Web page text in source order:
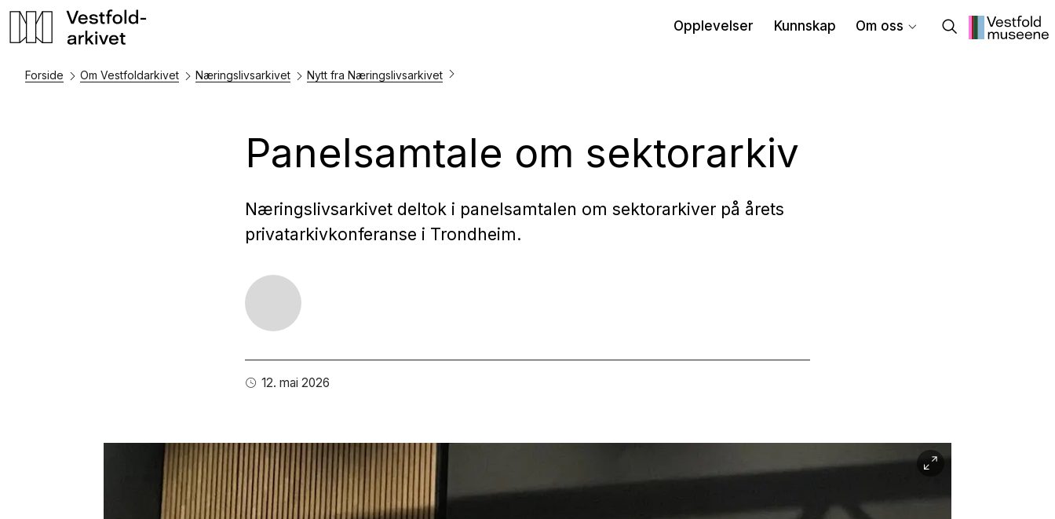
Opplevelser Kunnskap Om oss
Forside Om Vestfoldarkivet Næringslivsarkivet Nytt fra Næringslivsarkivet
Panelsamtale om sektorarkiv
Næringslivsarkivet deltok i panelsamtalen om sektorarkiver på årets
privatarkivkonferanse i Trondheim.
12. mai 2026